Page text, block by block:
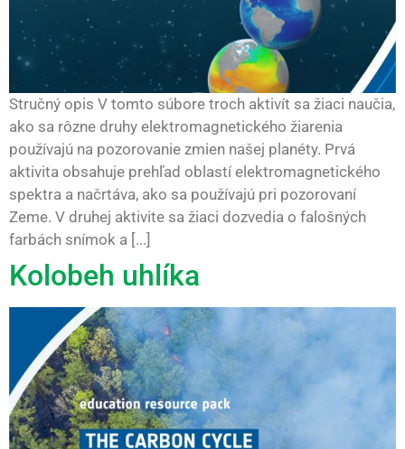
Stručný opis V tomto súbore troch aktivít sa žiaci naučia,
ako sa rôzne druhy elektromagnetického žiarenia
používajú na pozorovanie zmien našej planéty. Prvá
aktivita obsahuje prehľad oblastí elektromagnetického
spektra a načrtáva, ako sa používajú pri pozorovaní
Zeme. V druhej aktivite sa žiaci dozvedia o falošných
farbách snímok a [...]
Kolobeh uhlíka